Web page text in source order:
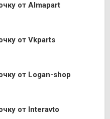
от Almapart
от Vkparts
от Logan-shop
от Interavto